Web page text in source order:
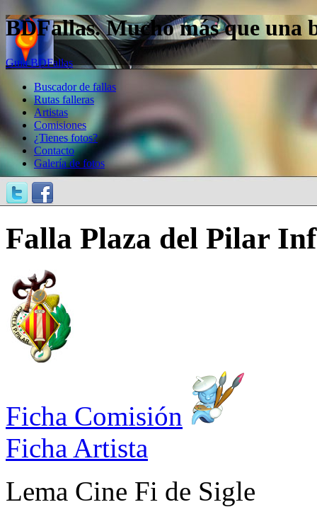
BDFallas. Mucho más que una
Guía BDFallas
Buscador de fallas
Rutas falleras
Artistas
Comisiones
¿Tienes fotos?
Contacto
Galería de fotos
Falla Plaza del Pilar
Ficha Comisión
Ficha Artista
Lema Cine Fi de Sigle